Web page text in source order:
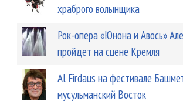
храброго волынщика
Рок-опера «Юнона и Авось»
пройдет на сцене Кремля
Аl Firdaus на фестивале
мусульманский Восток